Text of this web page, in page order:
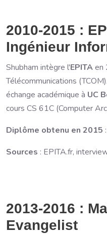
2010-2015 :
Ingénieur
Shubham intègre l'EPITAen
Télécommunications
échange académique à UC
cours CS 61C (Computer
Diplôme obtenu en 2015
Sources : EPITA.fr,
2013-2016 :
Evangelist